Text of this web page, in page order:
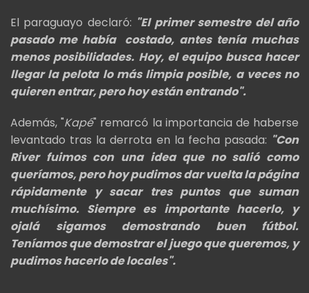
El paraguayo declaró: "El primer semestre del año
pasado me había costado, antes tenía muchas
menos posibilidades. Hoy, el equipo busca hacer
llegar la pelota lo más limpia posible, a veces no
quieren entrar, pero hoy están entrando".
Además, "Kapé" remarcó la importancia de haberse
levantado tras la derrota en la fecha pasada: "Con
River fuimos con una idea que no salió como
queríamos, pero hoy pudimos dar vuelta la página
rápidamente y sacar tres puntos que suman
muchísimo. Siempre es importante hacerlo, y
ojalá sigamos demostrando buen fútbol.
Teníamos que demostrar el juego que queremos, y
pudimos hacerlo de locales".